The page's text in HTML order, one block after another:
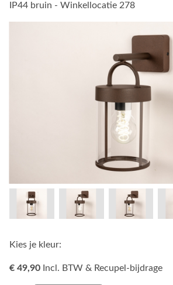
IP44 bruin - Winkellocatie 278
Kies je kleur:
€ 49,90 Incl. BTW & Recupel-bijdrage